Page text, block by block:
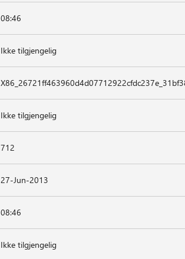
08:46
Ikke tilgjengelig
Ikke tilgjengelig
712
27-Jun-2013
08:46
Ikke tilgjengelig